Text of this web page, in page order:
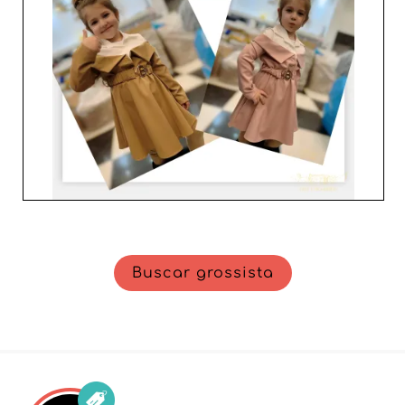
certamente vão encantar os clientes. Faça de Los
angelitos o seu aliado exclusivo no mundo competitivo
do prêt-à-porter infantil e transforme a sua loja num
verdadeiro paraíso para os pequenos fashionistas.
Buscar grossista